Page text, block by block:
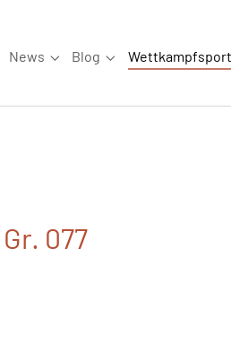
News
Submenu for "News"
Blog
Submenu for "Blog"
Wettkampfsport
077